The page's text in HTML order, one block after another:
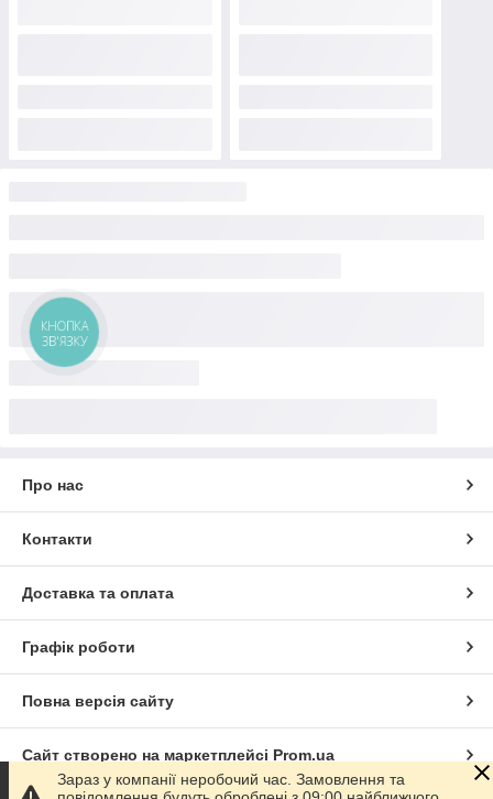
Про нас
Контакти
Доставка та оплата
Графік роботи
Повна версія сайту
Сайт створено на маркетплейсі Prom.ua
Зараз у компанії неробочий час. Замовлення та
КНОПКА
ЗВ'ЯЗКУ